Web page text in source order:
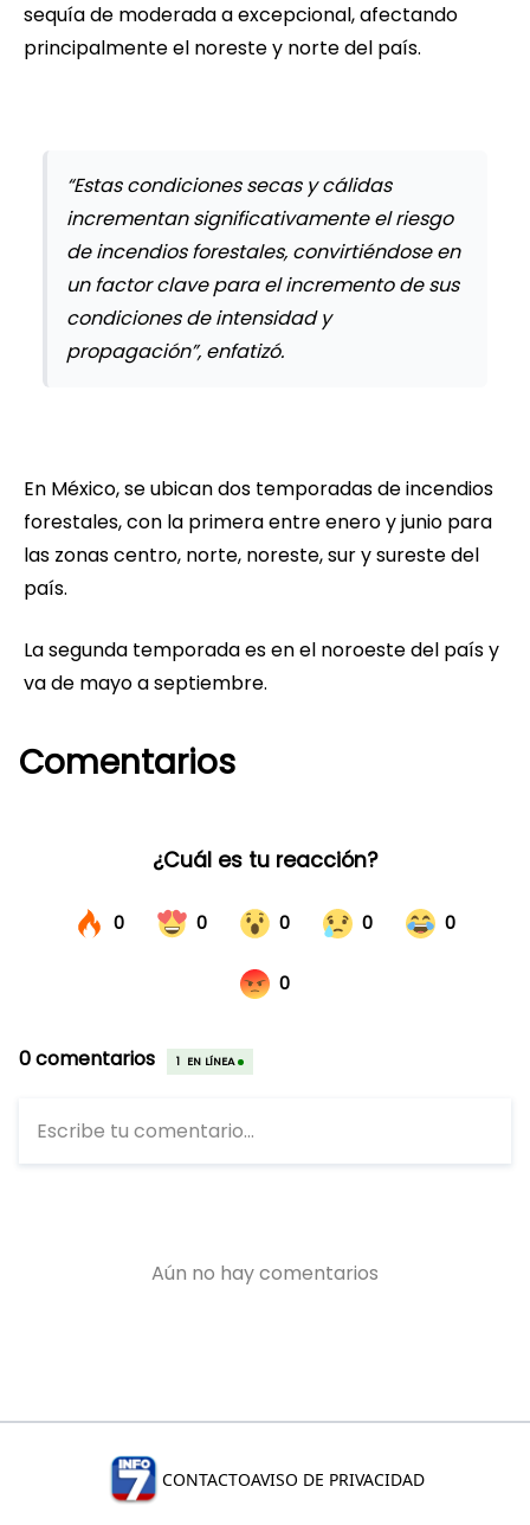
sequía de moderada a excepcional, afectando
principalmente el noreste y norte del país.
“Estas condiciones secas y cálidas
incrementan significativamente el riesgo
de incendios forestales, convirtiéndose en
un factor clave para el incremento de sus
condiciones de intensidad y
propagación”, enfatizó.
En México, se ubican dos temporadas de incendios
forestales, con la primera entre enero y junio para
las zonas centro, norte, noreste, sur y sureste del
país.
La segunda temporada es en el noroeste del país y
va de mayo a septiembre.
Comentarios
CONTACTOAVISO DE PRIVACIDAD